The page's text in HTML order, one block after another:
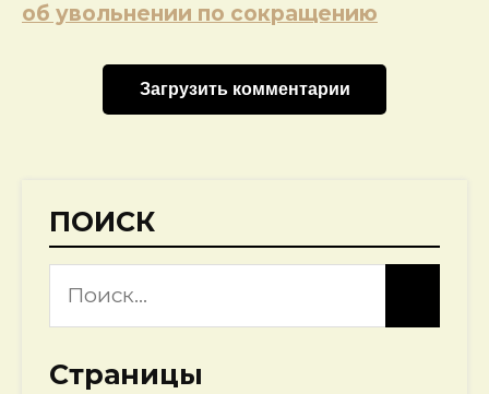
об увольнении по сокращению
Загрузить комментарии
ПОИСК
Страницы